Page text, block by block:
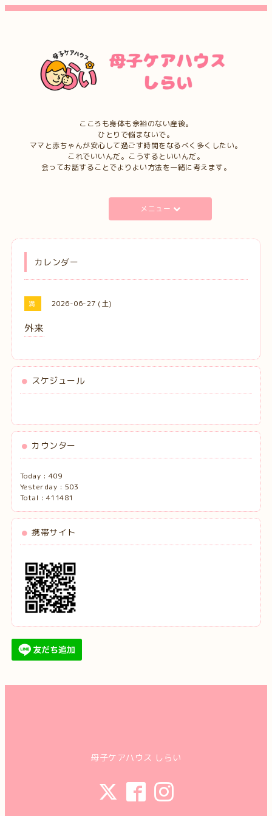
こころも身体も余裕のない産後。
ひとりで悩まないで。
ママと赤ちゃんが安心して過ごす時間をなるべく多くしたい。
これでいいんだ。こうするといいんだ。
会ってお話することでよりよい方法を一緒に考えます。
メニュー
カレンダー
満 2026-06-27 (土)
外来
スケジュール
カウンター
Today : 409
Yesterday : 503
Total : 411481
携帯サイト
母子ケアハウス しらい